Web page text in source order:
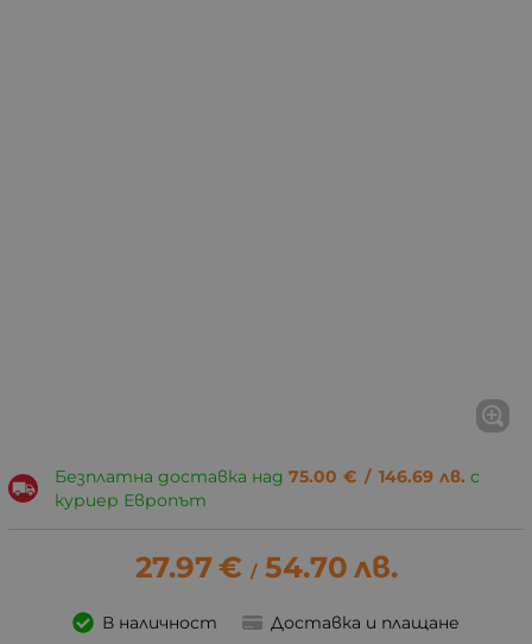
Безплатна доставка над 75.00 € / 146.69 лв. с
куриер Европът
27.97€ / 54.70 лв.
В наличност Доставка и плащане